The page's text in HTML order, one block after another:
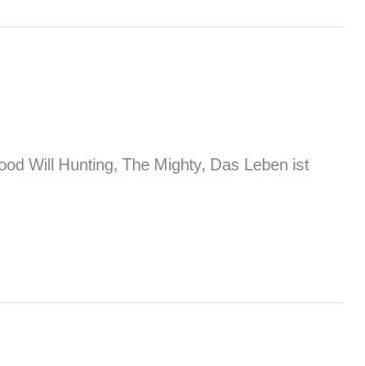
Will Hunting, The Mighty, Das Leben ist